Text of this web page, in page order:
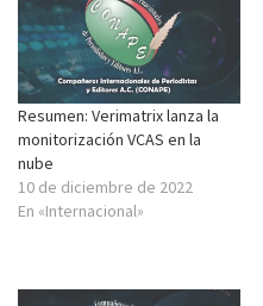
Resumen: Verimatrix lanza la
monitorización VCAS en la
nube
10 de diciembre de 2022
En «Internacional»